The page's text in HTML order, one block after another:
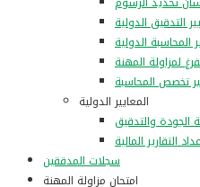
التدقيق الدولية
المحاسبة الدولية
لمزاولة المهنة
تخصص المحاسبة
المعايير الدولية
الجودة والتدقيق
التقارير المالية
سجلات المدققين
امتحان مزاولة المهنة